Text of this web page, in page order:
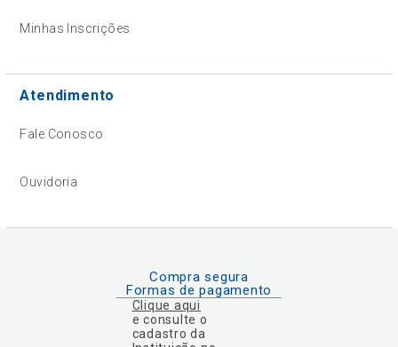
Minhas Inscrições
Atendimento
Fale Conosco
Ouvidoria
Compra segura
Formas de pagamento
Clique aqui
e consulte o
cadastro da